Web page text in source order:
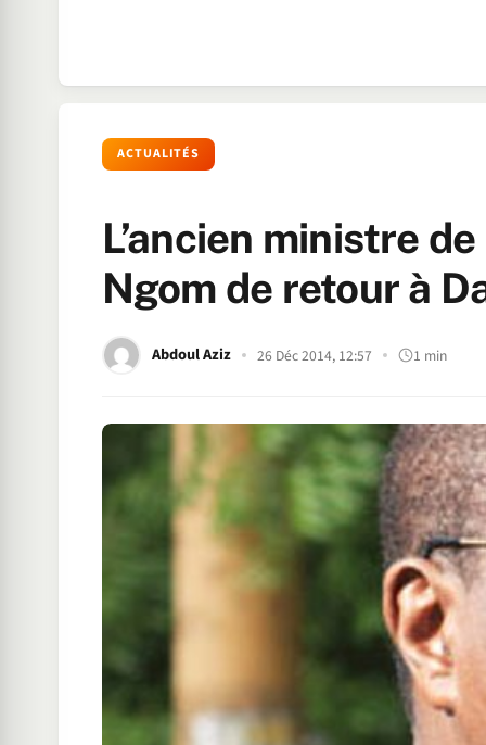
ACTUALITÉS
L’ancien ministre
Ngom de retour à
Abdoul Aziz 26 Déc 2014, 12:57 1 min